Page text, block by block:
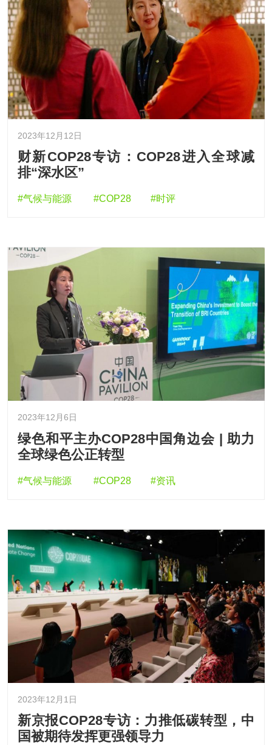
2023年12月12日
财新COP28专访：COP28进入全球减
排“深水区”
#气候与能源 #COP28 #时评
2023年12月6日
绿色和平主办COP28中国角边会 | 助力
全球绿色公正转型
#气候与能源 #COP28 #资讯
2023年12月1日
新京报COP28专访：力推低碳转型，中
国被期待发挥更强领导力